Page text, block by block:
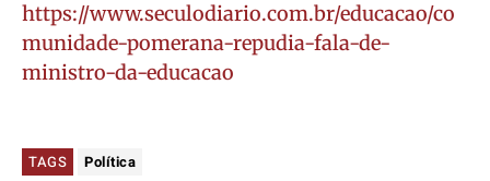
https://www.seculodiario.com.br/educacao/co
munidade-pomerana-repudia-fala-de-
ministro-da-educacao
TAGS Política